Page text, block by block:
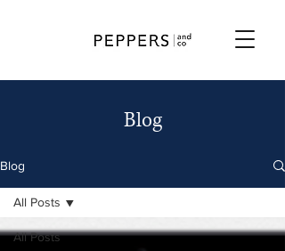
Blog
Blog
All Posts
All Posts